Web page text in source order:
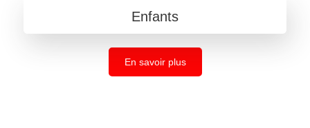
Enfants
En savoir plus